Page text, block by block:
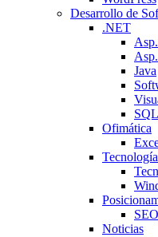
Desarrollo de
.NET
Java
Ofimática
Tecnología
SEO
Noticias